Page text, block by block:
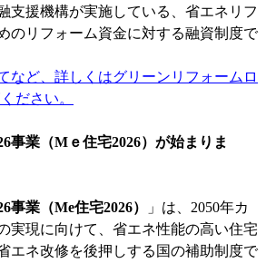
支援機構が実施している、省エネリフ
のリフォーム資金に対する融資制度で
など、詳しくはグリーンリフォームロ
ださい。
事業（Мｅ住宅2026）が始まりま
事業（Me住宅2026）
」は、2050年カ
実現に向けて、省エネ性能の高い住宅
エネ改修を後押しする国の補助制度で